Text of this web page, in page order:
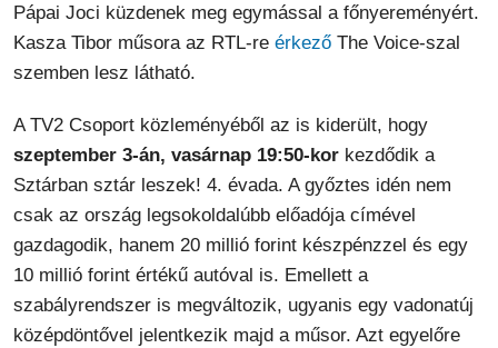
Pápai Joci küzdenek meg egymással a főnyereményért.
Kasza Tibor műsora az RTL-re érkező The Voice-szal
szemben lesz látható.
A TV2 Csoport közleményéből az is kiderült, hogy
szeptember 3-án, vasárnap 19:50-kor kezdődik a
Sztárban sztár leszek! 4. évada. A győztes idén nem
csak az ország legsokoldalúbb előadója címével
gazdagodik, hanem 20 millió forint készpénzzel és egy
10 millió forint értékű autóval is. Emellett a
szabályrendszer is megváltozik, ugyanis egy vadonatúj
középdöntővel jelentkezik majd a műsor. Azt egyelőre